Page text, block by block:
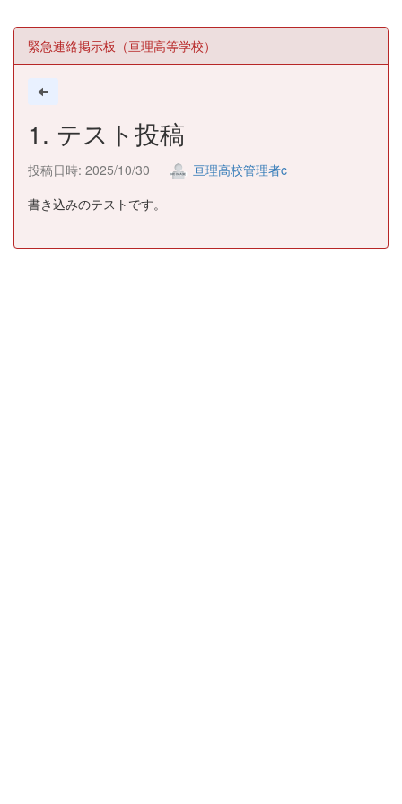
緊急連絡掲示板（亘理高等学校）
1. テスト投稿
投稿日時: 2025/10/30
亘理高校管理者c
書き込みのテストです。